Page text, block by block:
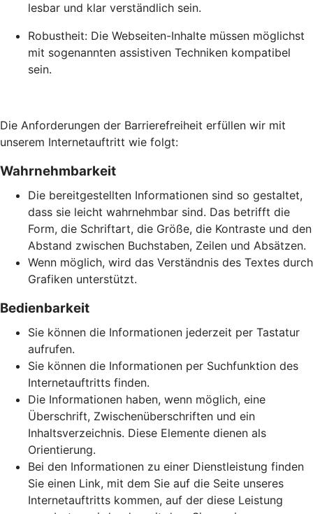
lesbar und klar verständlich sein.
Robustheit: Die Webseiten-Inhalte müssen möglichst
mit sogenannten assistiven Techniken kompatibel
sein.
Die Anforderungen der Barrierefreiheit erfüllen wir mit
unserem Internetauftritt wie folgt:
Wahrnehmbarkeit
Die bereitgestellten Informationen sind so gestaltet,
dass sie leicht wahrnehmbar sind. Das betrifft die
Form, die Schriftart, die Größe, die Kontraste und den
Abstand zwischen Buchstaben, Zeilen und Absätzen.
Wenn möglich, wird das Verständnis des Textes durch
Grafiken unterstützt.
Bedienbarkeit
Sie können die Informationen jederzeit per Tastatur
aufrufen.
Sie können die Informationen per Suchfunktion des
Internetauftritts finden.
Die Informationen haben, wenn möglich, eine
Überschrift, Zwischenüberschriften und ein
Inhaltsverzeichnis. Diese Elemente dienen als
Orientierung.
Bei den Informationen zu einer Dienstleistung finden
Sie einen Link, mit dem Sie auf die Seite unseres
Internetauftritts kommen, auf der diese Leistung